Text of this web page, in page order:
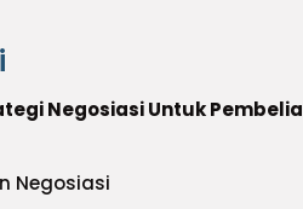
Negosiasi Untuk
Negosiasi